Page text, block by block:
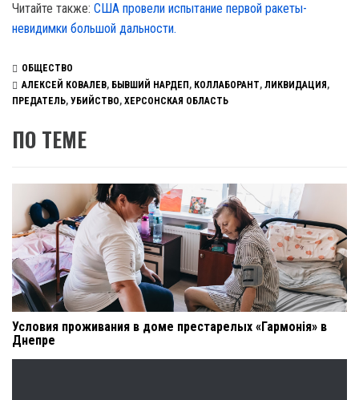
Читайте также: США провели испытание первой ракеты-
невидимки большой дальности.
ОБЩЕСТВО
АЛЕКСЕЙ КОВАЛЕВ, БЫВШИЙ НАРДЕП , КОЛЛАБОРАНТ, ЛИКВИДАЦИЯ ,
ПРЕДАТЕЛЬ, УБИЙСТВО, ХЕРСОНСКАЯ ОБЛАСТЬ
ПО ТЕМЕ
Условия проживания в доме престарелых «Гармонія» в
Днепре